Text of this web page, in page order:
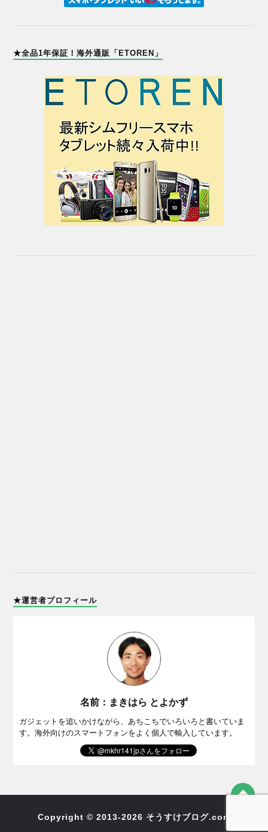
★全品1年保証！海外通販「ETOREN」
★運営者プロフィール
名前：まきはら とよかず
ガジェットを追いかけながら、あちこちでいろいろと書いていま
す。海外向けのスマートフォンをよく個人で輸入しています。
Copyright © 2013-2026 そうすけブログ.com